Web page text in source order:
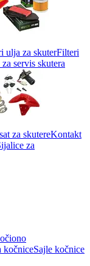
ulja za skuterFilteri
servis skutera
za skutereKontakt
za
kočniceSajle kočnice